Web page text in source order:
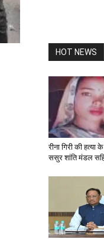
HOT NEWS
रीना गिरी की हत्या
ससुर शांति मंडल